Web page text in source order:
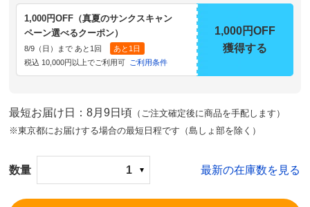
1,000円OFF（真夏のサンクスキャン
ペーン選べるクーポン）
8/9（日）まで あと1回
あと1日
税込 10,000円以上でご利用可
ご利用条件
1,000円OFF
獲得する
最短お届け日：8月9日頃 （ご注文確定後に商品を手配します）
※東京都にお届けする場合の最短日程です（島しょ部を除く）
数量 1 最新の在庫数を見る